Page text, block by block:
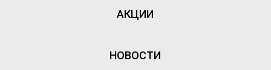
АКЦИИ
НОВОСТИ